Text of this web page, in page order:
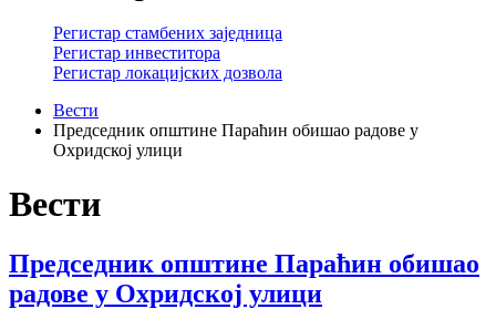
Регистар стамбених заједница
Регистар инвеститора
Регистар локацијских дозвола
Вести
Председник општине Параћин обишао радове у
Охридској улици
Вести
Председник општине Параћин обишао
радове у Охридској улици